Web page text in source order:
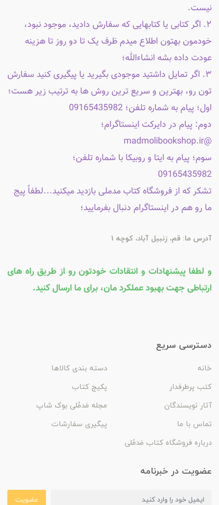
نیست.
۲. اگر کتابی یا کتابهایی که سفارش دادید، موجود نبود،
خودمون بهتون اطلاع میدم ظرف یک تا دو روز تا هزینه
عودت داده بشه انشاءالله؛
۳. اگر تمایل داشتید موجودی بگیرید یا پیگیری کنید سفارش
تون رو، بهترین و سریع ترین روش ها به ترتیب زیر هست؛
اول؛ پیام به شماره تلفن؛ 09165435982
دوم: پیام در دایرکت اینستاگرام؛
@madmolibookshop.ir
سوم؛ پیام به ایتا و روبیکا با شماره تلفن؛
09165435982
تشکر که از فروشگاه کتاب مدملی بازدید میکنید...لطفاً پیج
ما رو هم در اینستاگرام دنبال بفرمایید؛
آدرس ما: قم، زنبیل آباد، کوچه 1
و لطفا پیشنهادات و انتقادات خودتون رو از طریق راه های
ارتباطی جهت بهبود عملکرد مان، برای ما ارسال کنید.
دسترسی سریع
خانه
دسته بندی کالاها
کتب پرطرفدار
پکیج کتاب
آثار نویسندگان
مجله مَدمُلی بوک شاپ
تماس با ما
پیگیری سفارشات
درباره فروشگاه کتاب مَدمُلی
عضویت در خبرنامه
عضویت